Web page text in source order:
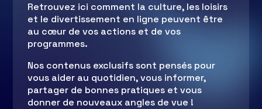
Retrouvez ici comment la culture, les loisirs
et le divertissement en ligne peuvent être
au cœur de vos actions et de vos
programmes.
Nos contenus exclusifs sont pensés pour
vous aider au quotidien, vous informer,
partager de bonnes pratiques et vous
donner de nouveaux angles de vue !